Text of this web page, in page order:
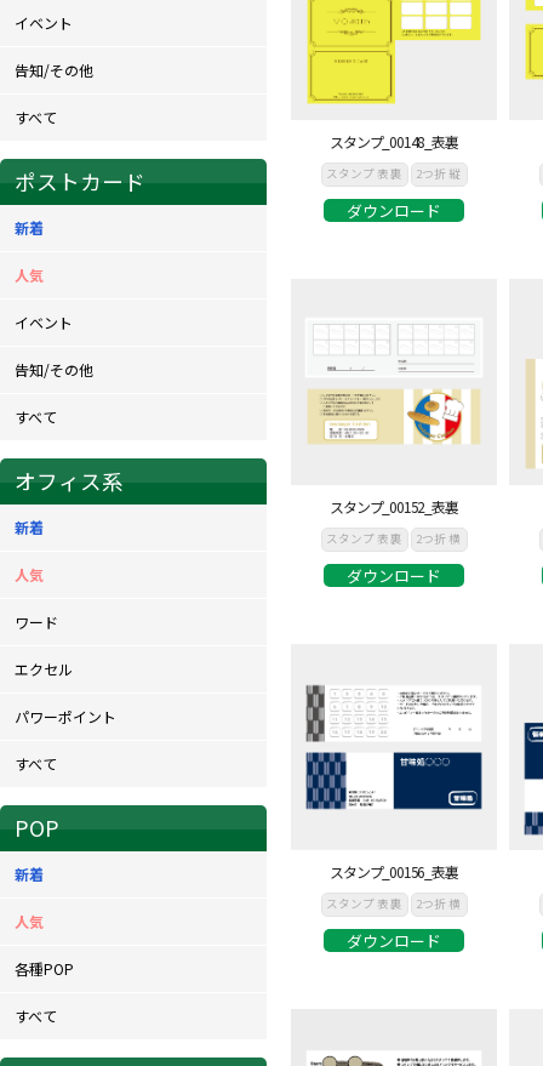
スタンプ_00148_表裏
スタンプ 表裏 2つ折 縦
ダウンロード
スタンプ_00152_表裏
スタンプ 表裏 2つ折 横
ダウンロード
スタンプ_00156_表裏
スタンプ 表裏 2つ折 横
ダウンロード
イベント
告知/その他
すべて
ポストカード
新着
人気
イベント
告知/その他
すべて
オフィス系
新着
人気
ワード
エクセル
パワーポイント
すべて
POP
新着
人気
各種POP
すべて